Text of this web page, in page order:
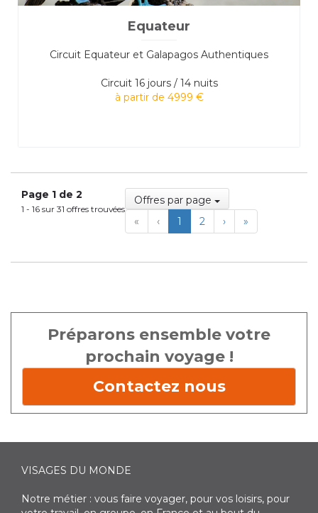
Equateur
Circuit Equateur et Galapagos Authentiques
Circuit 16 jours / 14 nuits
à partir de 4999 €
Page 1 de 2
1 - 16 sur 31 offres trouvées
Offres par page
« First‹Previous
1 2 ›Next
»
Préparons ensemble votre
prochain voyage !
Contactez nous
VISAGES DU MONDE
Notre métier : vous faire voyager, pour vos loisirs, pour